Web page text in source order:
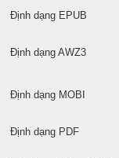
Định dạng
Định dạng
Định dạng
Định dạng